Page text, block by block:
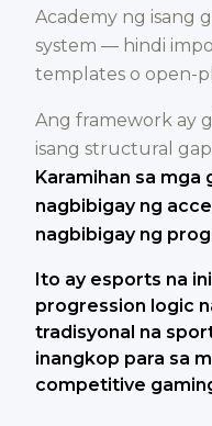
Academy ng isang
system — hindi
templates o open-
Ang framework ay
isang structural
Karamihan sa mga
nagbibigay ng
nagbibigay ng
Ito ay esports na
progression logic
tradisyonal na
inangkop para sa
competitive